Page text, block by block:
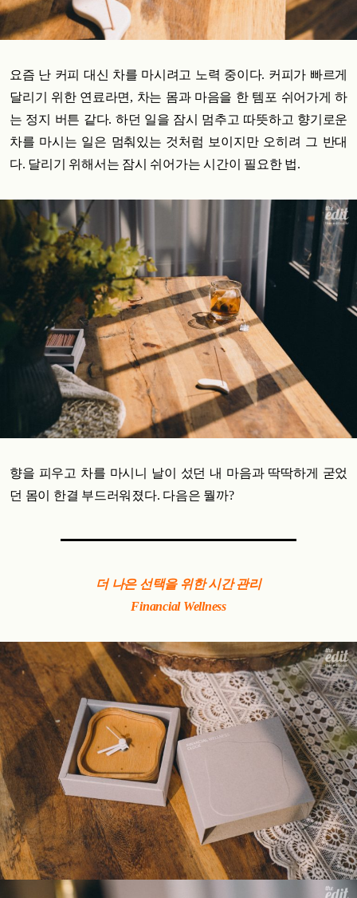
요즘 난 커피 대신 차를 마시려고 노력 중이다. 커피가 빠르게
달리기 위한 연료라면, 차는 몸과 마음을 한 템포 쉬어가게 하
는 정지 버튼 같다. 하던 일을 잠시 멈추고 따뜻하고 향기로운
차를 마시는 일은 멈춰있는 것처럼 보이지만 오히려 그 반대
다. 달리기 위해서는 잠시 쉬어가는 시간이 필요한 법.
향을 피우고 차를 마시니 날이 섰던 내 마음과 딱딱하게 굳었
던 몸이 한결 부드러워졌다. 다음은 뭘까?
더 나은 선택을 위한시간 관리
Financial Wellness